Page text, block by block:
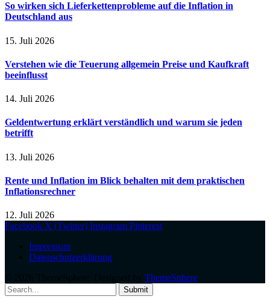
So wirken sich Lieferkettenprobleme auf die Inflation in
Deutschland aus
15. Juli 2026
Verstehen wie die Teuerung allgemein Preise und Kaufkraft
beeinflusst
14. Juli 2026
Geldentwertung erklärt verständlich und warum sie jeden
betrifft
13. Juli 2026
Rente und Inflation im Blick behalten mit dem praktischen
Inflationsrechner
12. Juli 2026
Facebook X (Twitter) Instagram Pinterest
Impressum
Datenschutzerklärung
ThemeSphere
Submit